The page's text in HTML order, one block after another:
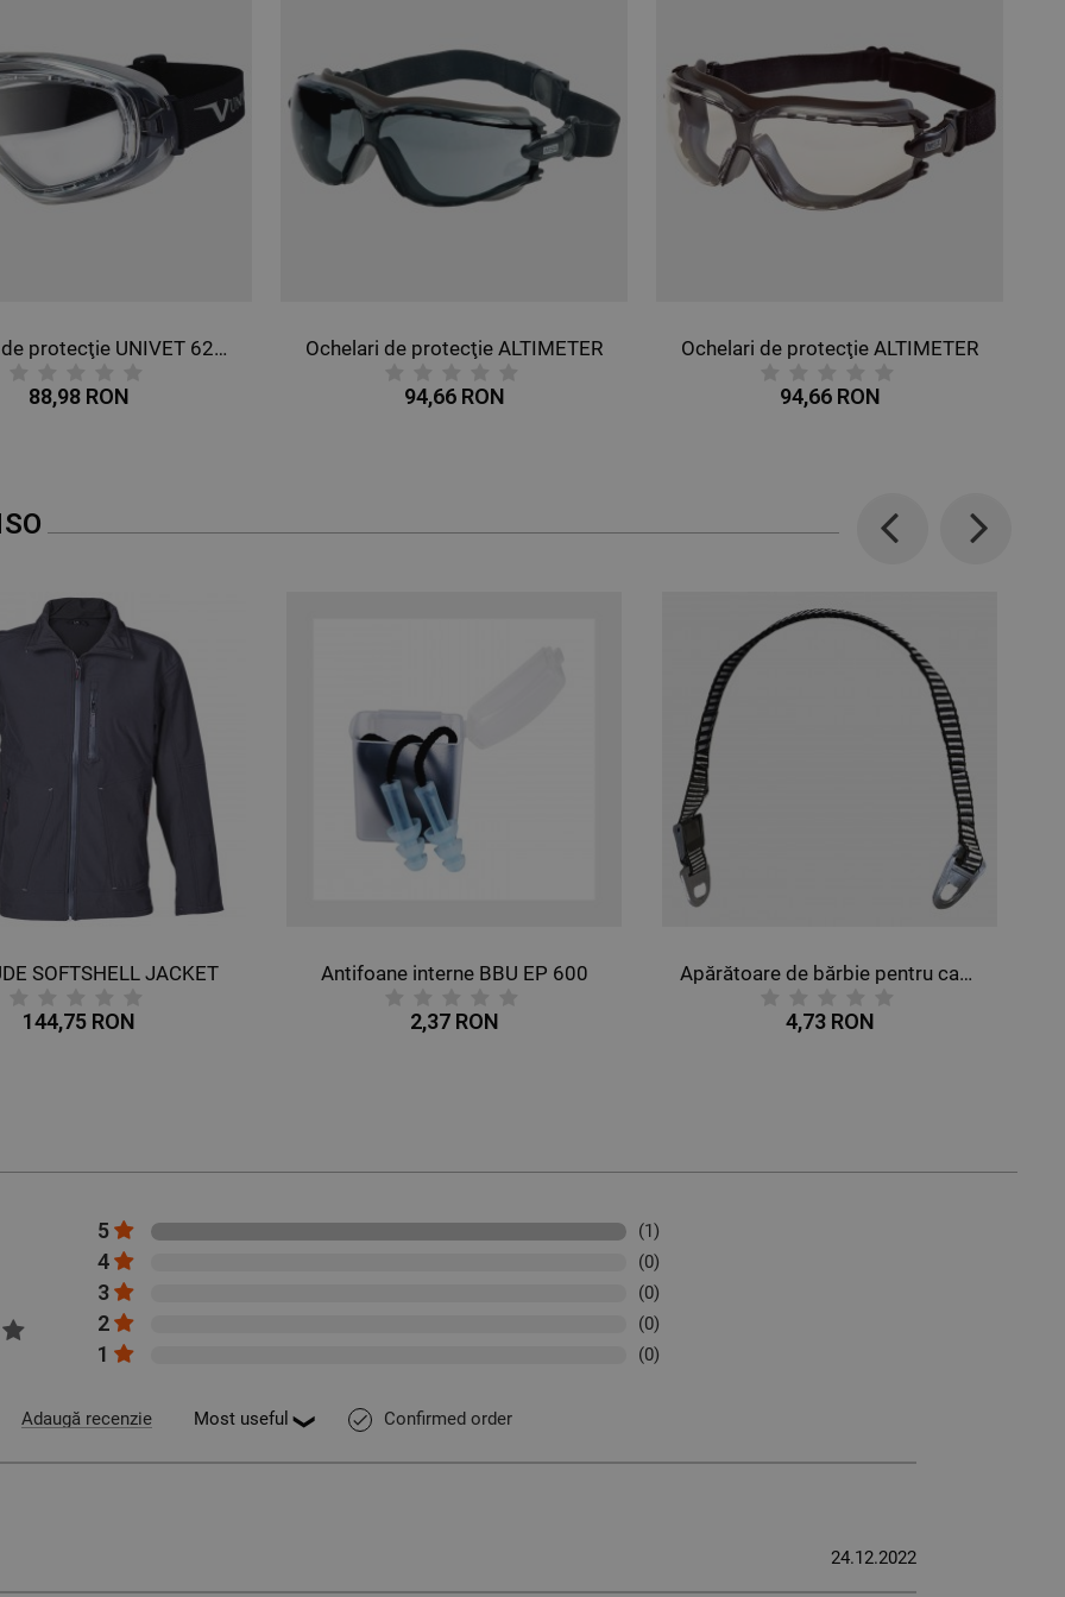
Ochelari de protecţie ALTIMETER
94,66 RON
Ochelari de protecţie ALTIMETER
94,66 RON
Ochelari de protecţie RACERS
91,70 RON
Previous
Antifoane interne BBU EP 600 Apărătoare de bărbie pentru cască STENSO
Next
5 (1)
4 (0)
3 (0)
2 (0)
1 (0)
Adaugă recenzie done Confirmed order
24.12.2022